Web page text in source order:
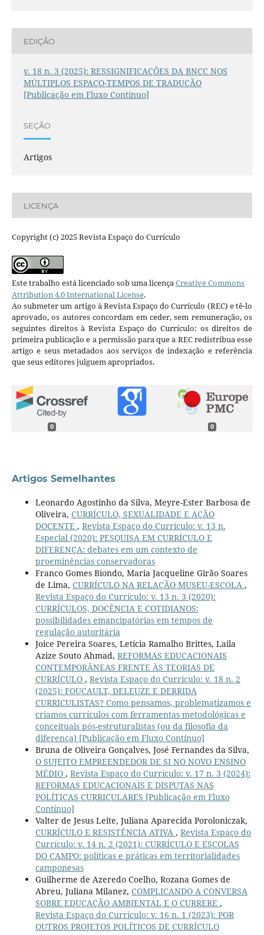
EDIÇÃO
v. 18 n. 3 (2025): RESSIGNIFICAÇÕES DA BNCC NOS
MÚLTIPLOS ESPAÇO-TEMPOS DE TRADUÇÃO
[Publicação em Fluxo Contínuo]
SEÇÃO
Artigos
LICENÇA
Copyright (c) 2025 Revista Espaço do Currículo
Este trabalho está licenciado sob uma licençaCreative Commons
Attribution 4.0 International License.
Ao submeter um artigo à Revista Espaço do Currículo (REC) e tê-lo
aprovado, os autores concordam em ceder, sem remuneração, os
seguintes direitos à Revista Espaço do Currículo: os direitos de
primeira publicação e a permissão para que a REC redistribua esse
artigo e seus metadados aos serviços de indexação e referência
que seus editores julguem apropriados.
0 0
Artigos Semelhantes
Leonardo Agostinho da Silva, Meyre-Ester Barbosa de
Oliveira, CURRÍCULO, SEXUALIDADE E AÇÃO
DOCENTE , Revista Espaço do Currículo: v. 13 n.
Especial (2020): PESQUISA EM CURRÍCULO E
DIFERENÇA: debates em um contexto de
proeminências conservadoras
Franco Gomes Biondo, Maria Jacqueline Girão Soares
de Lima, CURRÍCULO NA RELAÇÃO MUSEU-ESCOLA ,
Revista Espaço do Currículo: v. 13 n. 3 (2020):
CURRÍCULOS, DOCÊNCIA E COTIDIANOS:
possibilidades emancipatórias em tempos de
regulação autoritária
Joice Pereira Soares, Letícia Ramalho Brittes, Laila
Azize Souto Ahmad, REFORMAS EDUCACIONAIS
CONTEMPORÂNEAS FRENTE ÀS TEORIAS DE
CURRÍCULO , Revista Espaço do Currículo: v. 18 n. 2
(2025): FOUCAULT, DELEUZE E DERRIDA
CURRICULISTAS? Como pensamos, problematizamos e
criamos currículos com ferramentas metodológicas e
conceituais pós-estruturalistas (ou da filosofia da
diferença) [Publicação em Fluxo Contínuo]
Bruna de Oliveira Gonçalves, José Fernandes da Silva,
O SUJEITO EMPREENDEDOR DE SI NO NOVO ENSINO
MÉDIO , Revista Espaço do Currículo: v. 17 n. 3 (2024):
REFORMAS EDUCACIONAIS E DISPUTAS NAS
POLÍTICAS CURRICULARES [Publicação em Fluxo
Contínuo]
Valter de Jesus Leite, Juliana Aparecida Poroloniczak,
CURRÍCULO E RESISTÊNCIA ATIVA , Revista Espaço do
Currículo: v. 14 n. 2 (2021): CURRÍCULO E ESCOLAS
DO CAMPO: políticas e práticas em territorialidades
camponesas
Guilherme de Azeredo Coelho, Rozana Gomes de
Abreu, Juliana Milanez, COMPLICANDO A CONVERSA
SOBRE EDUCAÇÃO AMBIENTAL E O CURRERE ,
Revista Espaço do Currículo: v. 16 n. 1 (2023): POR
OUTROS PROJETOS POLÍTICOS DE CURRÍCULO